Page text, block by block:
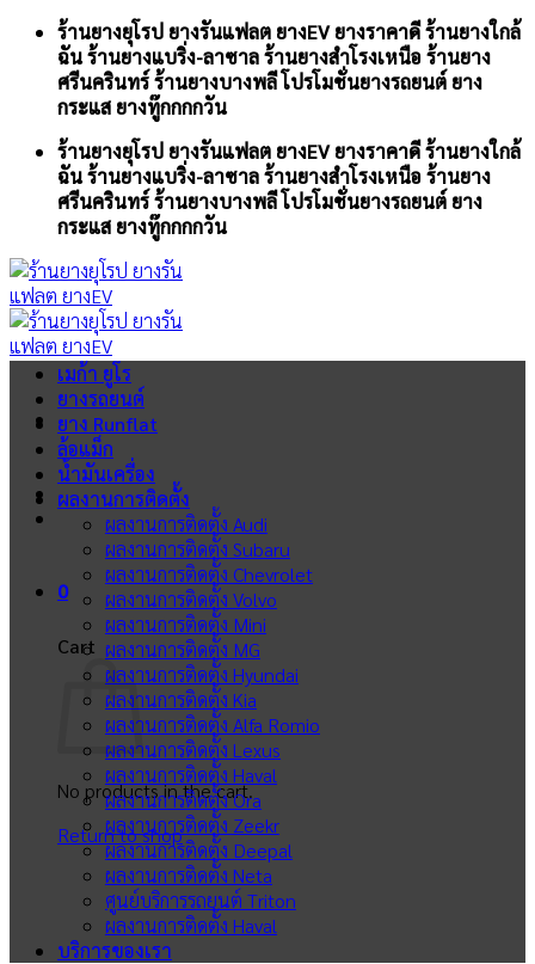
Skip
content
ร้านยางยุโรป ยางรันแฟลต ยางEV ยางราคาดี ร้านยางใกล้
ฉัน ร้านยางแบริ่ง-ลาซาล ร้านยางสำโรงเหนือ ร้านยาง
ศรีนครินทร์ ร้านยางบางพลี โปรโมชั่นยางรถยนต์ ยาง
กระแส ยางทู๊กกกกวัน
ร้านยางยุโรป ยางรันแฟลต ยางEV ยางราคาดี ร้านยางใกล้
ฉัน ร้านยางแบริ่ง-ลาซาล ร้านยางสำโรงเหนือ ร้านยาง
ศรีนครินทร์ ร้านยางบางพลี โปรโมชั่นยางรถยนต์ ยาง
กระแส ยางทู๊กกกกวัน
0
Cart
No products in the cart.
Return to shop
เมก้า ยูโร
ยางรถยนต์
ยาง Runflat
ล้อแม็ก
น้ำมันเครื่อง
ผลงานการติดตั้ง
ผลงานการติดตั้ง Audi
ผลงานการติดตั้ง Subaru
ผลงานการติดตั้ง Chevrolet
ผลงานการติดตั้ง Volvo
ผลงานการติดตั้ง Mini
ผลงานการติดตั้ง MG
ผลงานการติดตั้ง Hyundai
ผลงานการติดตั้ง Kia
ผลงานการติดตั้ง Alfa Romio
ผลงานการติดตั้ง Lexus
ผลงานการติดตั้ง Haval
ผลงานการติดตั้ง Ora
ผลงานการติดตั้ง Zeekr
ผลงานการติดตั้ง Deepal
ผลงานการติดตั้ง Neta
ศูนย์บริการรถยนต์ Triton
ผลงานการติดตั้ง Haval
บริการของเรา